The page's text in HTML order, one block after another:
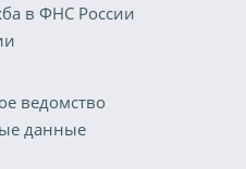
в ФНС России
ведомство
данные